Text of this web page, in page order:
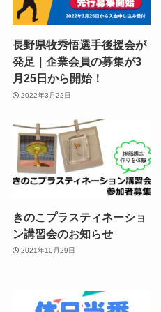
長野県牧秀悟選手後援会が
発足｜企業会員の募集が3
月25日から開始！
2022年3月22日
きのこプラスティネーショ
ン講習会のお知らせ
2021年10月29日